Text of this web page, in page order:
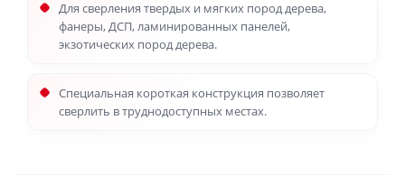
Для сверления твердых и мягких пород дерева,
фанеры, ДСП, ламинированных панелей,
экзотических пород дерева.
Специальная короткая конструкция позволяет
сверлить в труднодоступных местах.